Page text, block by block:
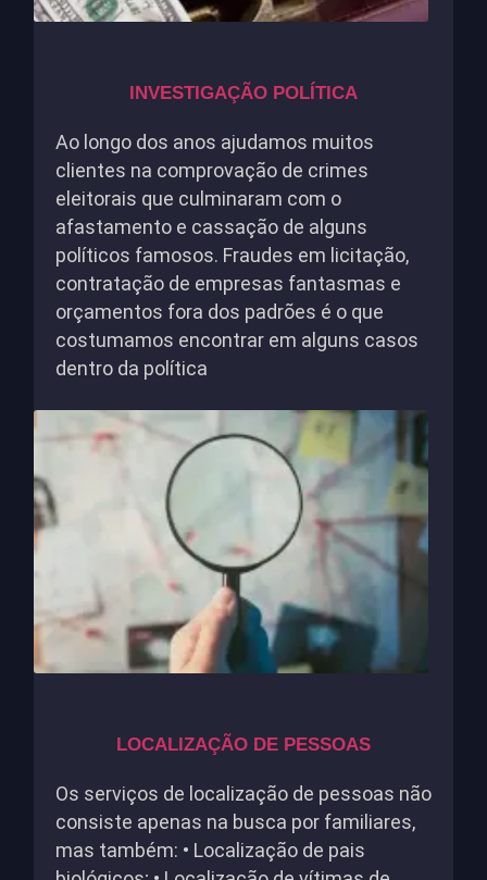
INVESTIGAÇÃO POLÍTICA
Ao longo dos anos ajudamos muitos
clientes na comprovação de crimes
eleitorais que culminaram com o
afastamento e cassação de alguns
políticos famosos. Fraudes em licitação,
contratação de empresas fantasmas e
orçamentos fora dos padrões é o que
costumamos encontrar em alguns casos
dentro da política
LOCALIZAÇÃO DE PESSOAS
Os serviços de localização de pessoas não
consiste apenas na busca por familiares,
mas também: • Localização de pais